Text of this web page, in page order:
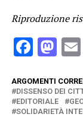
Riproduzione
ARGOMENTI
DISSENSO DEI
EDITORIALE
SOLIDARIETÀ